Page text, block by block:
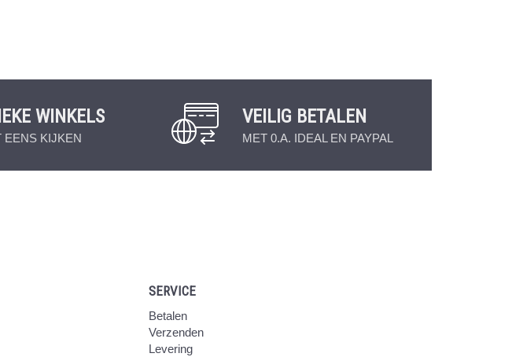
WINKELS
EENS KIJKEN
VEILIG BETALEN
MET 0.A. IDEAL EN PAYPAL
SERVICE
Betalen
Verzenden
Levering